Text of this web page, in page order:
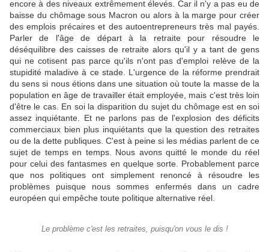
encore à des niveaux extrêmement élevés. Car il n'y a pas eu de
baisse du chômage sous Macron ou alors à la marge pour créer
des emplois précaires et des autoentrepreneurs très mal payés.
Parler de l'âge de départ à la retraite pour résoudre le
déséquilibre des caisses de retraite alors qu'il y a tant de gens
qui ne cotisent pas parce qu'ils n'ont pas d'emploi relève de la
stupidité maladive à ce stade. L'urgence de la réforme prendrait
du sens si nous étions dans une situation où toute la masse de la
population en âge de travailler était employée, mais c'est très loin
d'être le cas. En soi la disparition du sujet du chômage est en soi
assez inquiétante. Et ne parlons pas de l'explosion des déficits
commerciaux bien plus inquiétants que la question des retraites
ou de la dette publiques. C'est à peine si les médias parlent de ce
sujet de temps en temps. Nous avons quitté le monde du réel
pour celui des fantasmes en quelque sorte. Probablement parce
que nos politiques ont simplement renoncé à résoudre les
problèmes puisque nous sommes enfermés dans un cadre
européen qui empêche toute politique alternative réel.
Le problème c'est les retraites, puisqu'on vous le dis !